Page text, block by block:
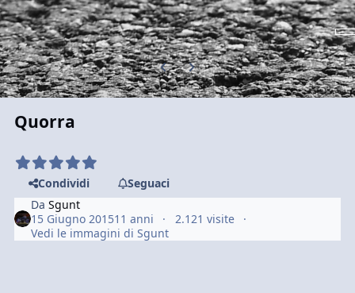
Previous carousel slide
Next carousel slide
Quorra
Condividi
Seguaci
DaSgunt
15 Giugno 201511 anni
2.121 visite
Vedi le immagini di Sgunt